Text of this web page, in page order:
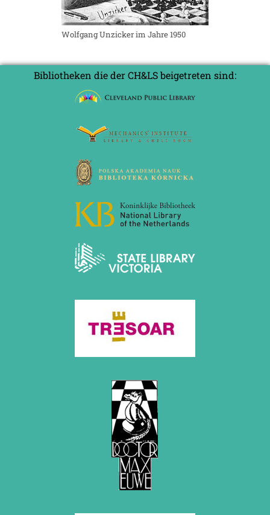
Wolfgang Unzicker im Jahre 1950
Bibliotheken die der CH&LS beigetreten sind: